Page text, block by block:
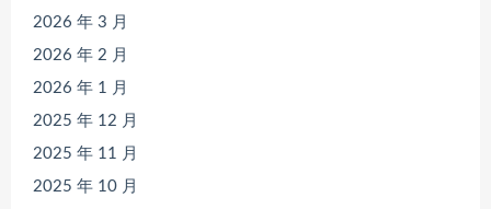
2026 年 3 月
2026 年 2 月
2026 年 1 月
2025 年 12 月
2025 年 11 月
2025 年 10 月